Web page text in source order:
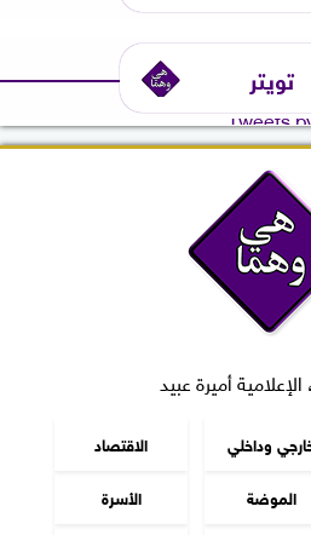
تويتر
Tweets
أميرة عبيد
وداخلي
الاقتصاد
الموضة الأسرة